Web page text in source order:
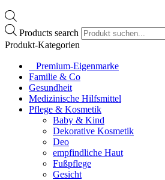
Products search
Produkt-Kategorien
⠀​Premium-Eigenmarke
Familie & Co
Gesundheit
Medizinische Hilfsmittel
Pflege & Kosmetik
Baby & Kind
Dekorative Kosmetik
Deo
empfindliche Haut
Fußpflege
Gesicht